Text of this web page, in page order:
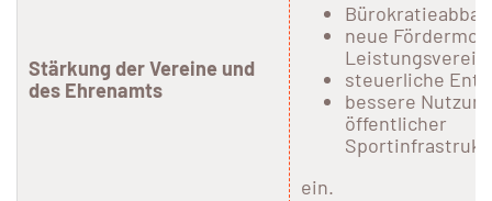
Stärkung der Vereine und
des Ehrenamts
neue
steuerliche
bessere
öffentlicher
ein.